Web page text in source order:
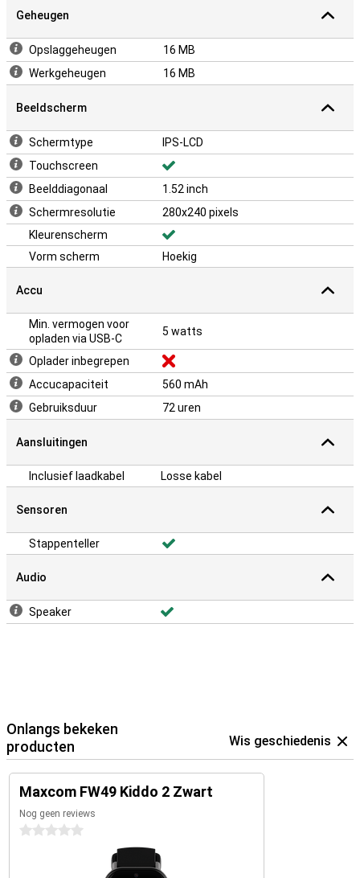
Geheugen
Opslaggeheugen
16 MB
Werkgeheugen
16 MB
Beeldscherm
Schermtype
IPS-LCD
Touchscreen
Beelddiagonaal
1.52 inch
Schermresolutie
280x240 pixels
Kleurenscherm
Vorm scherm
Hoekig
Accu
Min. vermogen voor
opladen via USB-C
5 watts
Oplader inbegrepen
Accucapaciteit
560 mAh
Gebruiksduur
72 uren
Aansluitingen
Inclusief laadkabel Losse kabel
Sensoren
Stappenteller
Audio
Speaker
Onlangs bekeken
producten
Wis geschiedenis
Maxcom FW49 Kiddo 2 Zwart
Nog geen reviews
0 sterren